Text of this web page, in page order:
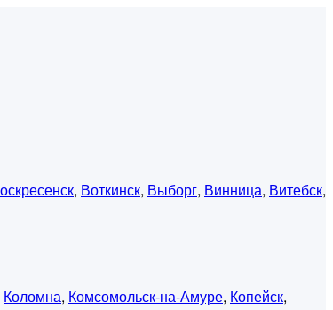
, Воткинск, Выборг, Винница, Витебск,
Коломна, Комсомольск-на-Амуре, Копейск,